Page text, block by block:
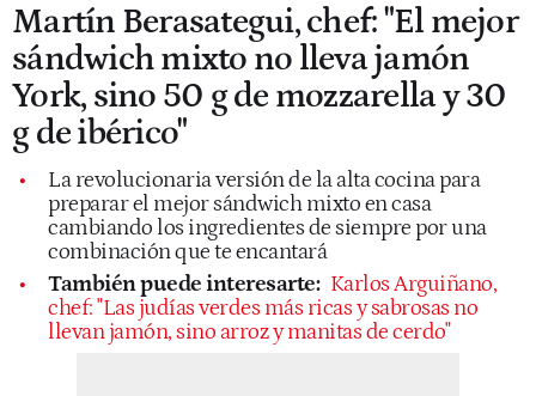
Martín Berasategui, chef: "El mejor
sándwich mixto no lleva jamón
York, sino 50 g de mozzarella y 30
g de ibérico"
La revolucionaria versión de la alta cocina para
preparar el mejor sándwich mixto en casa
cambiando los ingredientes de siempre por una
combinación que te encantará
También puede interesarte: Karlos Arguiñano,
chef: "Las judías verdes más ricas y sabrosas no
llevan jamón, sino arroz y manitas de cerdo"